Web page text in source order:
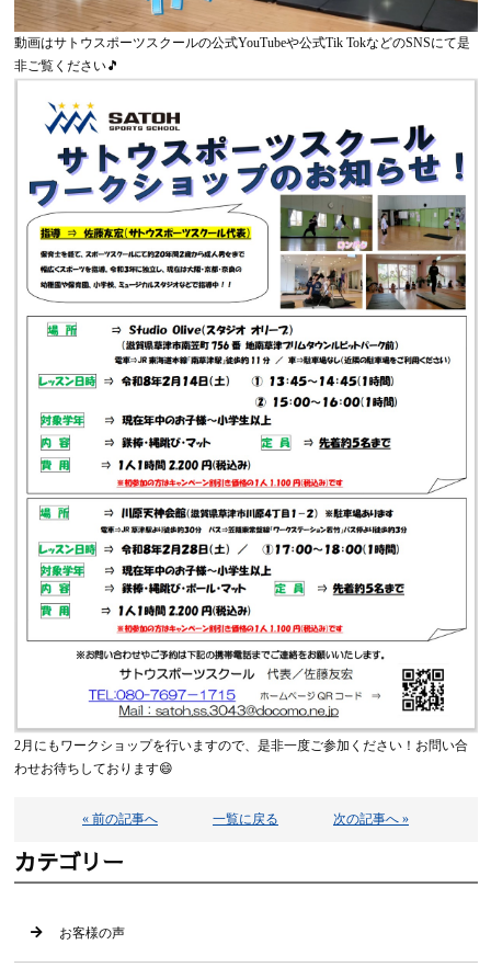
動画はサトウスポーツスクールの公式YouTubeや公式Tik TokなどのSNSにて是
非ご覧ください🎵
2月にもワークショップを行いますので、是非一度ご参加ください！お問い合
わせお待ちしております😄
« 前の記事へ 一覧に戻る 次の記事へ »
カテゴリー
お客様の声